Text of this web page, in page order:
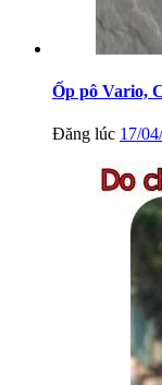
Ốp pô Vario,
Đăng lúc 17/